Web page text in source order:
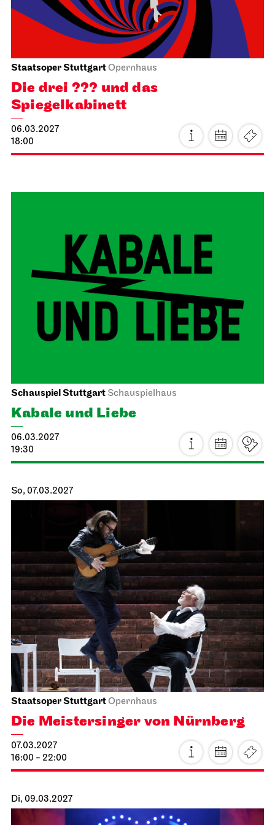
19:30 - 22:40
Staatstheater Stuttgart Staatstheater Stuttgart
Einblicke – Fokus: Sanierung
Stuttgarter BallettOpernhaus
Don Quijote
17.02.2027
19:00 - 21:45
Fr, 19.02.2027